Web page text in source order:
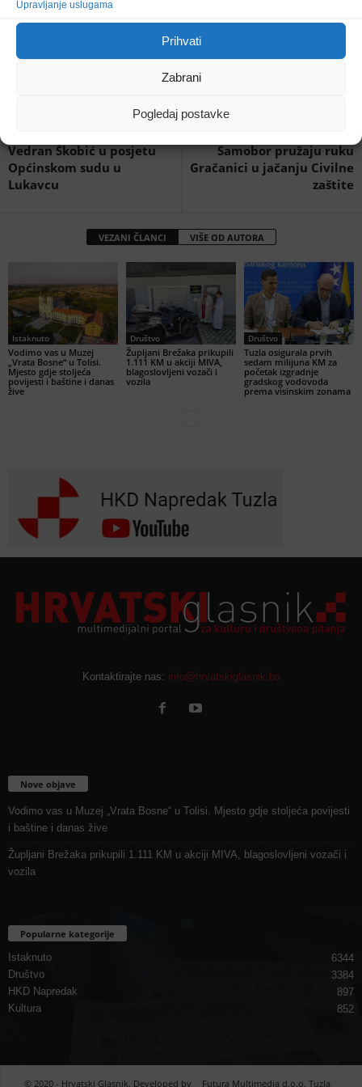
Upravljanje uslugama
Prihvati
Zabrani
Pogledaj postavke
Vedran Škobić u posjetu
Općinskom sudu u
Lukavcu
Samobor pružaju ruku
Gračanici u jačanju Civilne
zaštite
VEZANI ČLANCI VIŠE OD AUTORA
Istaknuto
Vodimo vas u Muzej
„Vrata Bosne“ u Tolisi.
Mjesto gdje stoljeća
povijesti i baštine i danas
žive
Društvo
Župljani Brežaka prikupili
1.111 KM u akciji MIVA,
blagoslovljeni vozači i
vozila
Društvo
Tuzla osigurala prvih
sedam milijuna KM za
početak izgradnje
gradskog vodovoda
prema visinskim zonama
Kontaktirajte nas: info@hrvatskiglasnik.ba
Nove objave
Vodimo vas u Muzej „Vrata Bosne“ u Tolisi. Mjesto gdje stoljeća povijesti
i baštine i danas žive
Župljani Brežaka prikupili 1.111 KM u akciji MIVA, blagoslovljeni vozači i
vozila
Popularne kategorije
Istaknuto
6344
Društvo
3384
HKD Napredak
897
Kultura
852
© 2020 - Hrvatski Glasnik. Developed by Futura Multimedia d.o.o. Tuzla